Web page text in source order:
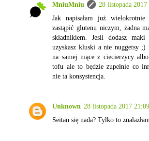
MniuMniu
28 listopada 2017
Jak napisałam już
zastąpić glutenu niczym, żadna
składnikiem. Jesli dodasz
uzyskasz kluski a nie nuggetsy ;)
na samej mące z ciecierzycy
tofu ale to będzie zupełnie co
nie ta konsystencja.
Unknown 28 listopada 2017 21:09
Seitan się nada? Tylko to